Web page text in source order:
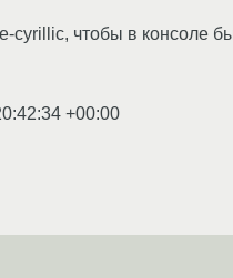
cyrillic, чтобы в консоле
+00:00